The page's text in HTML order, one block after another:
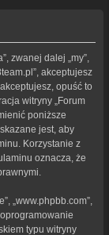
zwanej dalej „my”,
akceptujesz
opuść to
witryny „Forum
poniższe
jest, aby
Korzystanie z
oznacza, że
„www.phpbb.com”,
oprogramowanie
typu witryny